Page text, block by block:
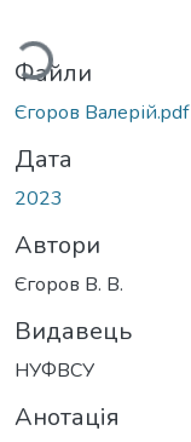
Файли
Єгоров Валерій.pdf
Дата
2023
Автори
Єгоров В. В.
Видавець
НУФВСУ
Анотація